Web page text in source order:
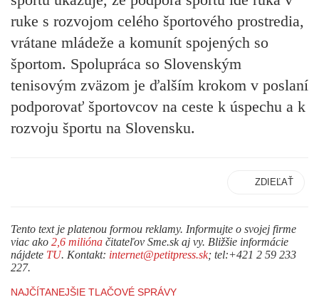
ruke s rozvojom celého športového prostredia,
vrátane mládeže a komunít spojených so
športom. Spolupráca so Slovenským
tenisovým zväzom je ďalším krokom v poslaní
podporovať športovcov na ceste k úspechu a k
rozvoju športu na Slovensku.
ZDIEĽAŤ
Tento text je platenou formou reklamy. Informujte o svojej firme
viac ako 2,6 milióna čitateľov Sme.sk aj vy. Bližšie informácie
nájdete TU. Kontakt: internet@petitpress.sk; tel:+421 2 59 233
227.
NAJČÍTANEJŠIE TLAČOVÉ SPRÁVY